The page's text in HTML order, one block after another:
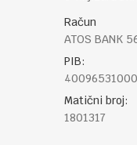
Račun
ATOS BANK
PIB:
Matični broj:
1801317